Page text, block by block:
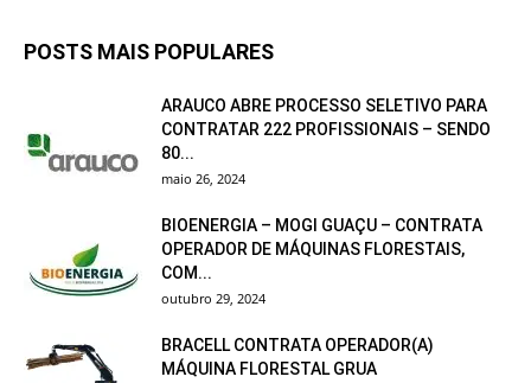
POSTS MAIS POPULARES
ARAUCO ABRE PROCESSO SELETIVO PARA
CONTRATAR 222 PROFISSIONAIS – SENDO
80...
maio 26, 2024
BIOENERGIA – MOGI GUAÇU – CONTRATA
OPERADOR DE MÁQUINAS FLORESTAIS,
COM...
outubro 29, 2024
BRACELL CONTRATA OPERADOR(A)
MÁQUINA FLORESTAL GRUA